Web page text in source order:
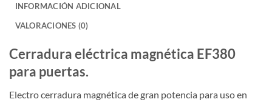
INFORMACIÓN ADICIONAL
VALORACIONES (0)
Cerradura eléctrica magnética EF380
para puertas.
Electro cerradura magnética de gran potencia para uso en